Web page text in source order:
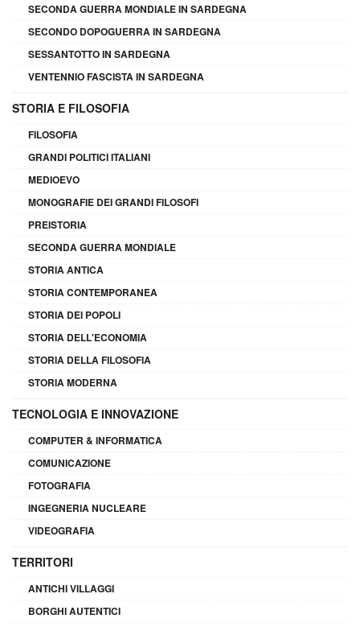
SECONDA GUERRA MONDIALE IN SARDEGNA
SECONDO DOPOGUERRA IN SARDEGNA
SESSANTOTTO IN SARDEGNA
VENTENNIO FASCISTA IN SARDEGNA
STORIA E FILOSOFIA
FILOSOFIA
GRANDI POLITICI ITALIANI
MEDIOEVO
MONOGRAFIE DEI GRANDI FILOSOFI
PREISTORIA
SECONDA GUERRA MONDIALE
STORIA ANTICA
STORIA CONTEMPORANEA
STORIA DEI POPOLI
STORIA DELL'ECONOMIA
STORIA DELLA FILOSOFIA
STORIA MODERNA
TECNOLOGIA E INNOVAZIONE
COMPUTER & INFORMATICA
COMUNICAZIONE
FOTOGRAFIA
INGEGNERIA NUCLEARE
VIDEOGRAFIA
TERRITORI
ANTICHI VILLAGGI
BORGHI AUTENTICI